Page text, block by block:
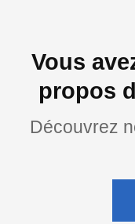
Vous
propos
Découvrez